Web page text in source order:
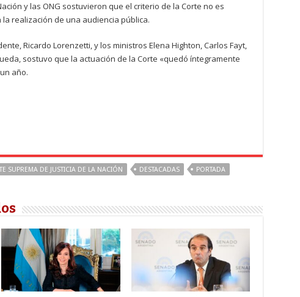
y las ONG sostuvieron que el criterio de la Corte no es
realización de una audiencia pública.
Ricardo Lorenzetti, y los ministros Elena Highton, Carlos Fayt,
sostuvo que la actuación de la Corte «quedó íntegramente
año.
SUPREMA DE JUSTICIA DE LA NACIÓN DESTACADAS PORTADA